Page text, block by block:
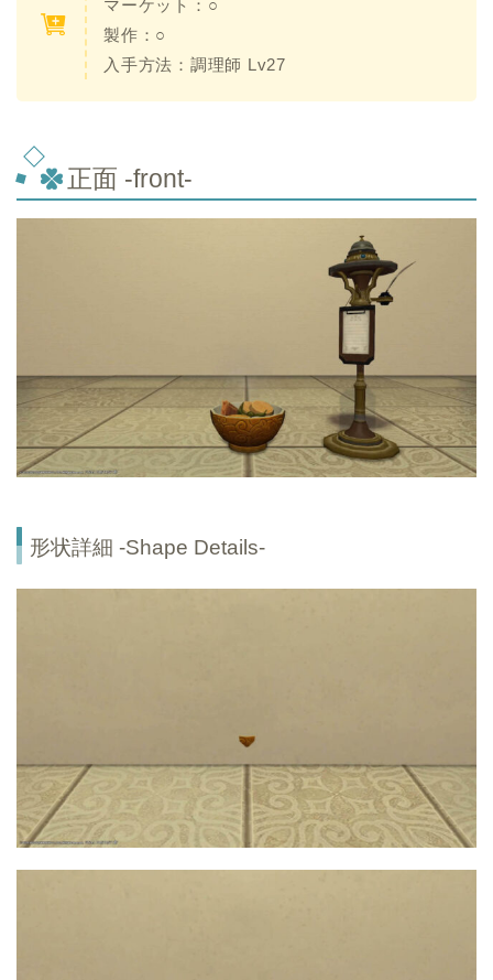
マーケット：○
製作： ○
入手方法：調理師 Lv27
正面 -front-
形状詳細 -Shape Details-